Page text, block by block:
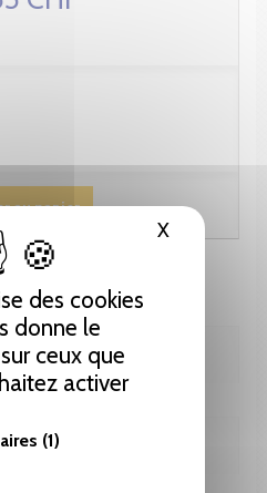
des cookies
donne le
ceux que
activer
(1)
XMasquer
au panier